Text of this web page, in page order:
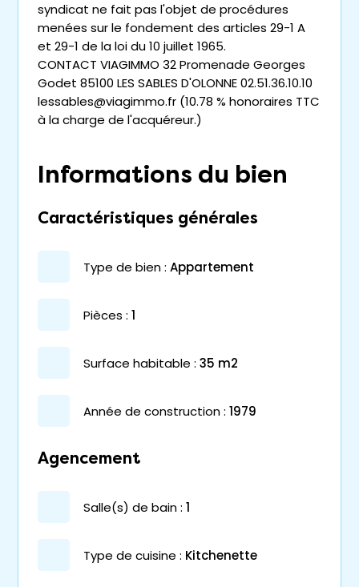
syndicat ne fait pas l'objet de procédures
menées sur le fondement des articles 29-1 A
et 29-1 de la loi du 10 juillet 1965.
CONTACT VIAGIMMO 32 Promenade Georges
Godet 85100 LES SABLES D'OLONNE 02.51.36.10.10
lessables@viagimmo.fr (10.78 % honoraires TTC
à la charge de l'acquéreur.)
Informations du bien
Caractéristiques générales
type de bien : appartement
pièces : 1
surface habitable : 35 m2
année de construction : 1979
Agencement
salle(s) de bain : 1
Type de cuisine : Kitchenette